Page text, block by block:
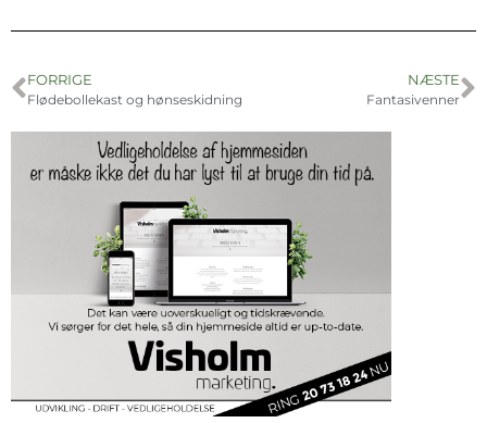
FORRIGE
Flødebollekast og hønseskidning
NÆSTE
Fantasivenner